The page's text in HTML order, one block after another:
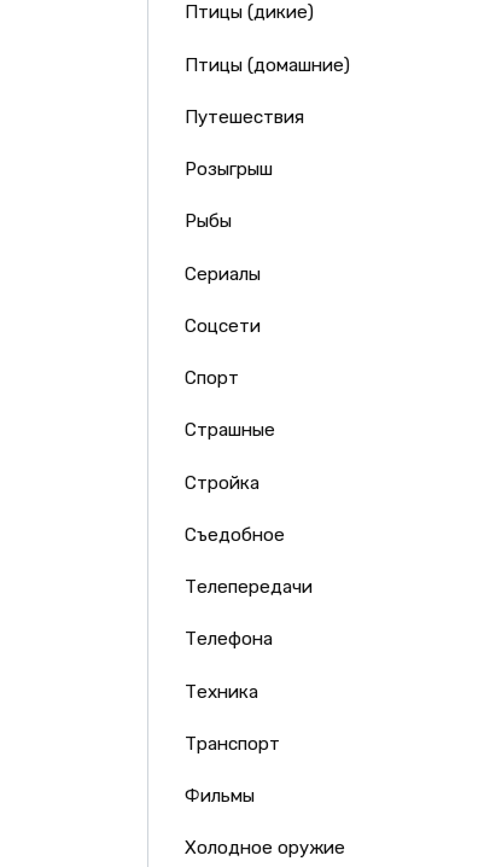
Птицы (дикие)
Птицы (домашние)
Путешествия
Розыгрыш
Рыбы
Сериалы
Соцсети
Спорт
Страшные
Стройка
Съедобное
Телепередачи
Телефона
Техника
Транспорт
Фильмы
Холодное оружие